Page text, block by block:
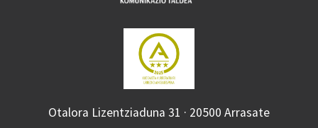
Otalora Lizentziaduna 31 · 20500 Arrasate